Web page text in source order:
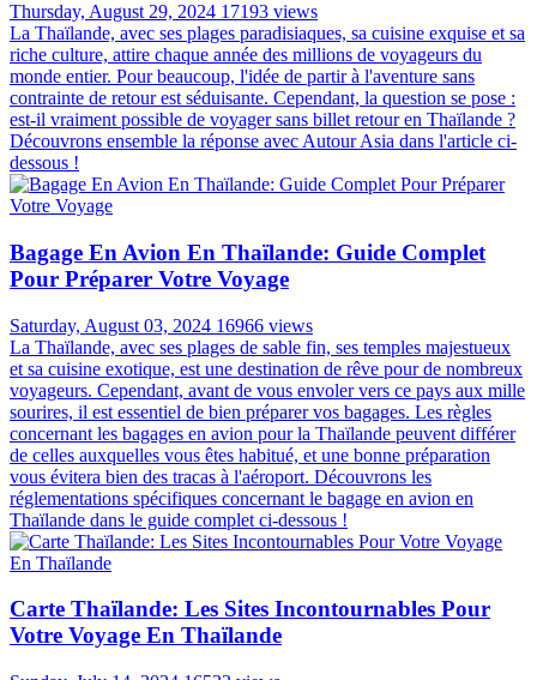
Thursday, August 29, 2024 17193 views
La Thaïlande, avec ses plages paradisiaques, sa cuisine exquise et sa
riche culture, attire chaque année des millions de voyageurs du
monde entier. Pour beaucoup, l'idée de partir à l'aventure sans
contrainte de retour est séduisante. Cependant, la question se pose :
est-il vraiment possible de voyager sans billet retour en Thaïlande ?
Découvrons ensemble la réponse avec Autour Asia dans l'article ci-
dessous !
Bagage En Avion En Thaïlande: Guide Complet
Pour Préparer Votre Voyage
Saturday, August 03, 2024 16966 views
La Thaïlande, avec ses plages de sable fin, ses temples majestueux
et sa cuisine exotique, est une destination de rêve pour de nombreux
voyageurs. Cependant, avant de vous envoler vers ce pays aux mille
sourires, il est essentiel de bien préparer vos bagages. Les règles
concernant les bagages en avion pour la Thaïlande peuvent différer
de celles auxquelles vous êtes habitué, et une bonne préparation
vous évitera bien des tracas à l'aéroport. Découvrons les
réglementations spécifiques concernant le bagage en avion en
Thaïlande dans le guide complet ci-dessous !
Carte Thaïlande: Les Sites Incontournables Pour
Votre Voyage En Thaïlande